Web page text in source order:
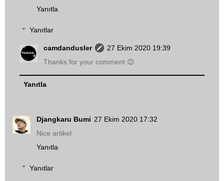
Yanıtla
Yanıtlar
camdandusler
27 Ekim 2020 19:39
Thanks for your comment 😊
Yanıtla
Djangkaru Bumi 27 Ekim 2020 17:32
Nice artikel
Yanıtla
Yanıtlar